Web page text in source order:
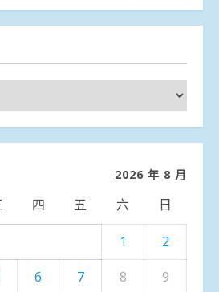
2026 年 8 月
四 五 六 日
1
2
6 7 8
9